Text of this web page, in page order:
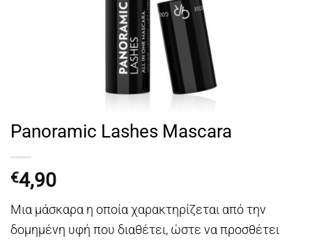
Panoramic Lashes Mascara
€4,90
Μια μάσκαρα η οποία χαρακτηρίζεται από την
δομημένη υφή που διαθέτει, ώστε να προσθέτει